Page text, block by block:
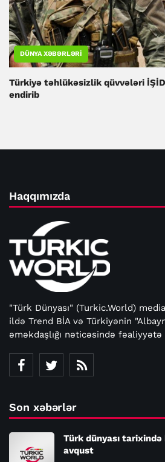
DÜNYA XƏBƏRLƏRI
Türkiyə təhlükəsizlik qüvvələri
endirib
Haqqımızda
"Türk Dünyası" (Turkic.World)
ildə Trend BİA və Türkiyənin
əməkdaşlığı nəticəsində fəaliyyətə
Son xəbərlər
Türk dünyası
avqust